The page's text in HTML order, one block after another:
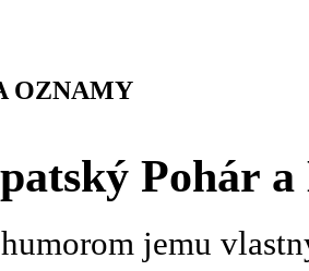
OZNAMY
Pohár a
jemu